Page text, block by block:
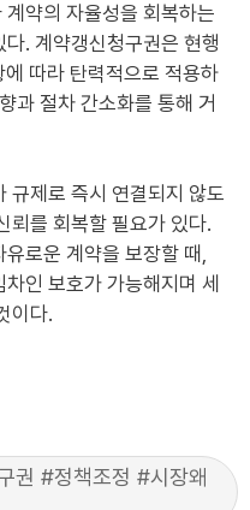
약의 자율성을 회복하는
. 계약갱신청구권은 현행
따라 탄력적으로 적용하
과 절차 간소화를 통해 거
규제로 즉시 연결되지 않도
뢰를 회복할 필요가 있다.
로운 계약을 보장할 때,
인 보호가 가능해지며 세
이다.
권 #정책조정 #시장왜